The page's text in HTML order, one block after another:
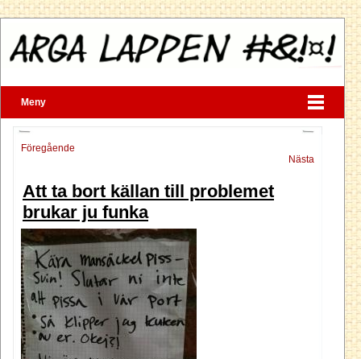
Meny
Föregående
Nästa
Att ta bort källan till problemet
brukar ju funka